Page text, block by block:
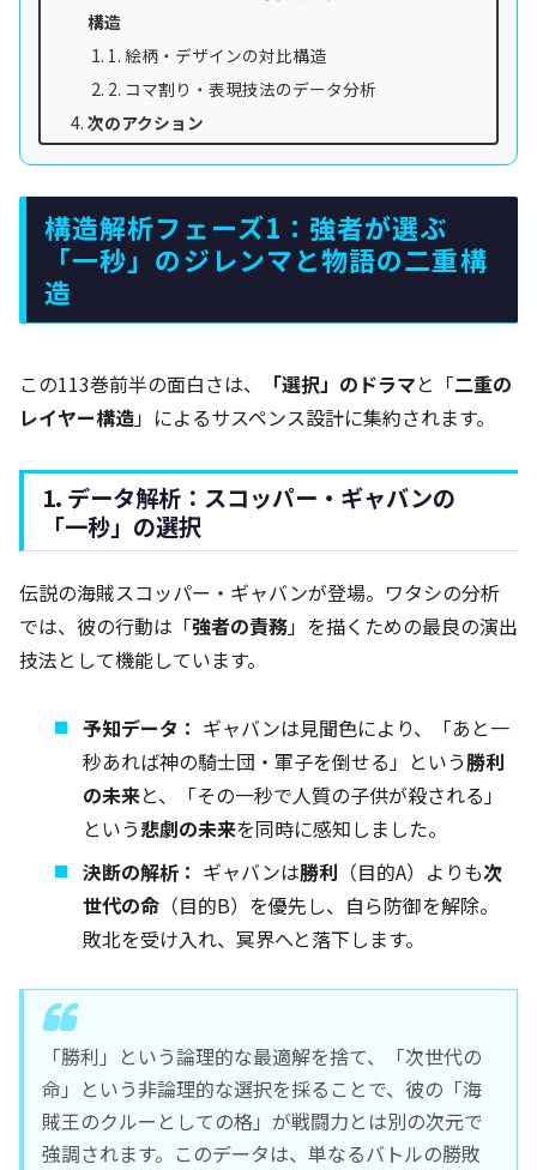
構造
1. 絵柄・デザインの対比構造
2. コマ割り・表現技法のデータ分析
次のアクション
構造解析フェーズ1：強者が選ぶ
「一秒」のジレンマと物語の二重構
造
この113巻前半の面白さは、 「選択」のドラマと「二重の
レイヤー構造」によるサスペンス設計に集約されます。
1. データ解析：スコッパー・ギャバンの
「一秒」の選択
伝説の海賊スコッパー・ギャバンが登場。ワタシの分析
では、彼の行動は「強者の責務」を描くための最良の演出
技法として機能しています。
予知データ： ギャバンは見聞色により、「あと一
秒あれば神の騎士団・軍子を倒せる」という勝利
の未来と、「その一秒で人質の子供が殺される」
という悲劇の未来を同時に感知しました。
決断の解析： ギャバンは勝利 （目的A）よりも次
世代の命 （目的B）を優先し、自ら防御を解除。
敗北を受け入れ、冥界へと落下します。
「勝利」という論理的な最適解を捨て、「次世代の
命」という非論理的な選択を採ることで、彼の「海
賊王のクルーとしての格」が戦闘力とは別の次元で
強調されます。このデータは、単なるバトルの勝敗